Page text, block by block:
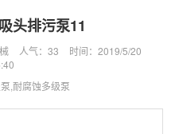
头排污泵11
人气： 33
时间：2019/5/20
,​耐腐蚀多级泵